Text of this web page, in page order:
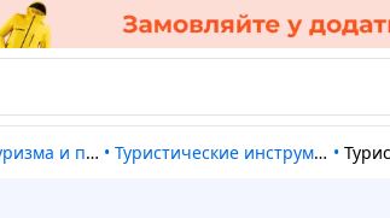
путешествий • Туристические инструменты •